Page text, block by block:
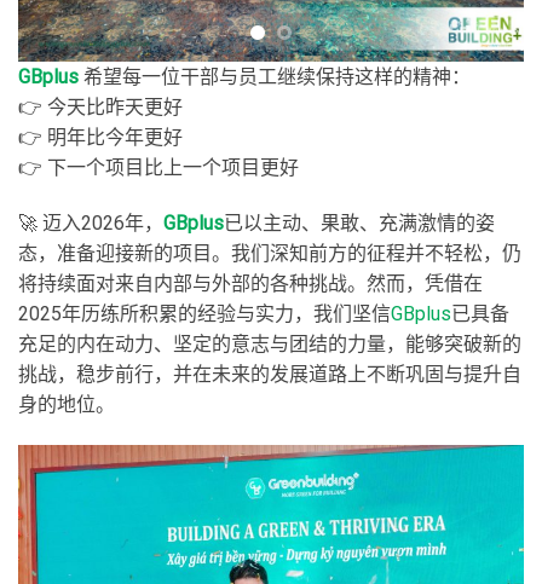
GBplus 希望每一位干部与员工继续保持这样的精神：
👉 今天比昨天更好
👉 明年比今年更好
👉 下一个项目比上一个项目更好
🚀 迈入2026年， GBplus已以主动、果敢、充满激情的姿
态，准备迎接新的项目。我们深知前方的征程并不轻松，仍
将持续面对来自内部与外部的各种挑战。然而，凭借在
2025年历练所积累的经验与实力，我们坚信GBplus已具备
充足的内在动力、坚定的意志与团结的力量，能够突破新的
挑战，稳步前行，并在未来的发展道路上不断巩固与提升自
身的地位。